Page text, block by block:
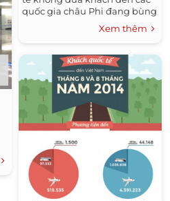
quốc gia châu Phi đang bùng
phát dịch bệnh Ebola nhằm
đảm bảo an toàn.
Xem thêm